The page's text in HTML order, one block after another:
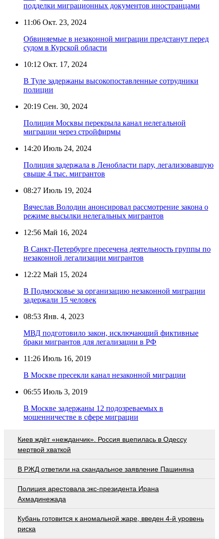
подделки миграционных документов иностранцами
11:06 Окт. 23, 2024
Обвиняемые в незаконной миграции предстанут перед
судом в Курской области
10:12 Окт. 17, 2024
В Туле задержаны высокопоставленные сотрудники
полиции
20:19 Сен. 30, 2024
Полиция Москвы перекрыла канал нелегальной
миграции через стройфирмы
14:20 Июль 24, 2024
Полиция задержала в Ленобласти пару, легализовавшую
свыше 4 тыс. мигрантов
08:27 Июль 19, 2024
Вячеслав Володин анонсировал рассмотрение закона о
режиме высылки нелегальных мигрантов
12:56 Май 16, 2024
В Санкт-Петербурге пресечена деятельность группы по
незаконной легализации мигрантов
12:22 Май 15, 2024
В Подмосковье за организацию незаконной миграции
задержали 15 человек
08:53 Янв. 4, 2023
МВД подготовило закон, исключающий фиктивные
браки мигрантов для легализации в РФ
11:26 Июль 16, 2019
В Москве пресекли канал незаконной миграции
06:55 Июль 3, 2019
В Москве задержаны 12 подозреваемых в
мошенничестве в сфере миграции
Киев ждёт «нежданчик». Россия вцепилась в Одессу
мертвой хваткой
В РЖД ответили на скандальное заявление Пашиняна
Полиция арестовала экс-президента Ирана
Ахмадинежада
Кубань готовится к аномальной жаре, введен 4-й уровень
риска